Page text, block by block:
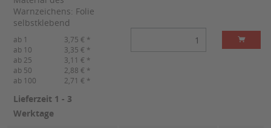
Warnzeichens: Folie
selbstklebend
ab 1
3,75 € *
ab 10
3,35 € *
ab 25
3,11 € *
ab 50
2,88 € *
ab 100
2,71 € *
Lieferzeit 1 - 3
Werktage